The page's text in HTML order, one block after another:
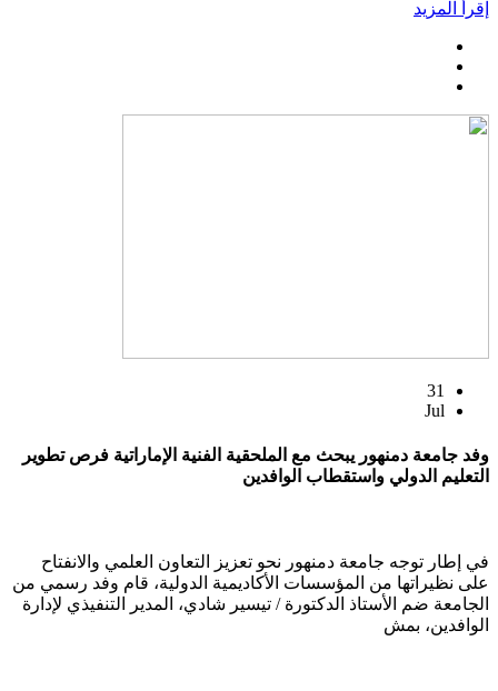
إقرأ المزيد
31
Jul
وفد جامعة دمنهور يبحث مع الملحقية الفنية الإماراتية فرص تطوير
التعليم الدولي واستقطاب الوافدين
في إطار توجه جامعة دمنهور نحو تعزيز التعاون العلمي والانفتاح
على نظيراتها من المؤسسات الأكاديمية الدولية، قام وفد رسمي من
الجامعة ضم الأستاذ الدكتورة / تيسير شادي، المدير التنفيذي لإدارة
الوافدين، بمش